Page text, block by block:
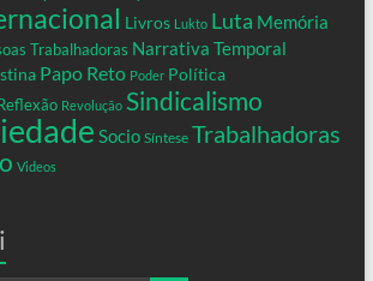
Livros Lukto Luta Memória
Trabalhadoras Narrativa Temporal
Papo Reto Poder Política
Revolução Sindicalismo
Socio Síntese Trabalhadoras
Videos